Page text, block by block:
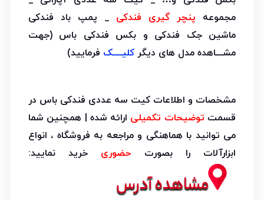
مجموعه پنچر گیری فندکی _ پمپ باد فندکی
ماشین جک فندکی و بکس فندکی باس (جهت
مشـــاهده مدل های دیگر کلیــــک فرمایید)
مشخصات و اطلاعات کیت سه عددی فندکی باس در
قسمت توضیحات تکمیلی ارائه شده | همچنین شما
می توانید با هماهنگی و مراجعه به فروشگاه ، انواع
ابزارآلات را بصورت حضوری خرید نمایید: